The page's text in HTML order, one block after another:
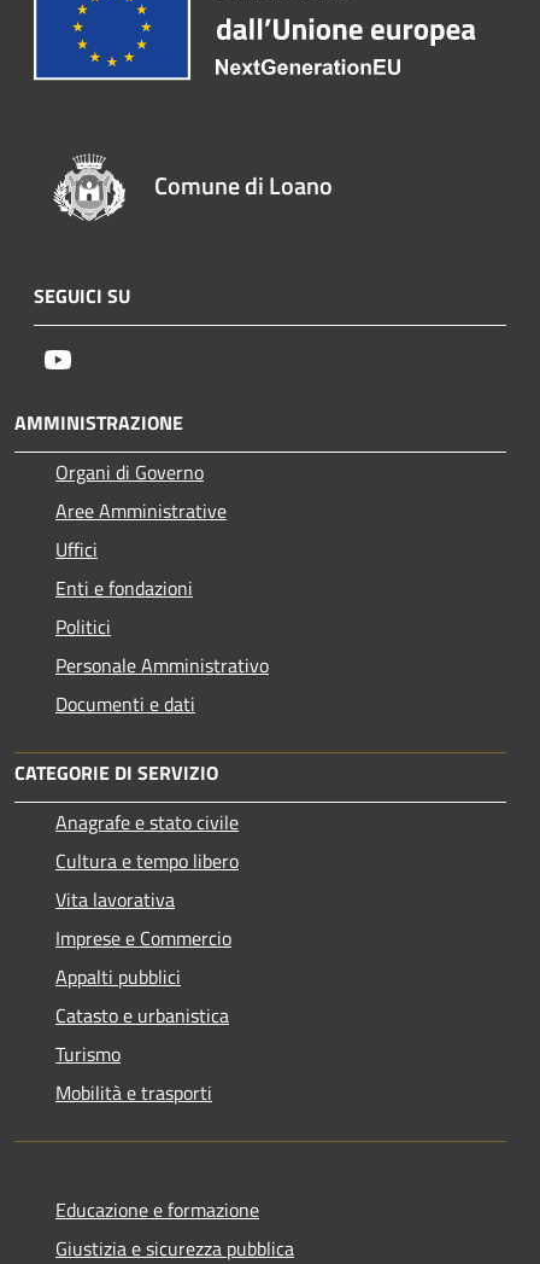
Comune di Loano
SEGUICI SU
AMMINISTRAZIONE
Organi di Governo
Aree Amministrative
Uffici
Enti e fondazioni
Politici
Personale Amministrativo
Documenti e dati
CATEGORIE DI SERVIZIO
Anagrafe e stato civile
Cultura e tempo libero
Vita lavorativa
Imprese e Commercio
Appalti pubblici
Catasto e urbanistica
Turismo
Mobilità e trasporti
Educazione e formazione
Giustizia e sicurezza pubblica